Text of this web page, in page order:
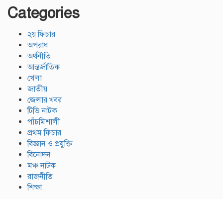
Categories
২য় ফিচার
অপরাধ
অর্থনীতি
আন্তর্জাতিক
খেলা
জাতীয়
জেলার খবর
টিভি নাটক
পাঁচমিশালী
প্রথম ফিচার
বিজ্ঞান ও প্রযুক্তি
বিনোদন
মঞ্চ নাটক
রাজনীতি
শিক্ষা